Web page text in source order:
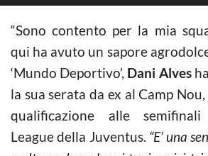
“Sono contento per la mia
qui ha avuto un sapore
‘Mundo Deportivo’, Dani Alves
la sua serata da ex al Camp
qualificazione alle
League della Juventus. “E’ una